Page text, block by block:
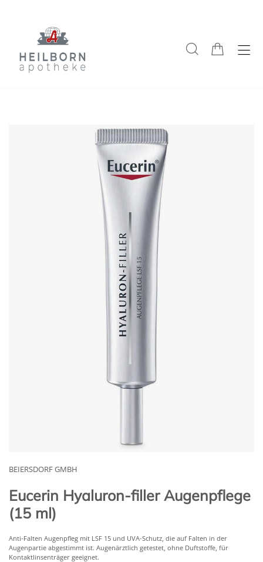
BEIERSDORF GMBH
Eucerin Hyaluron-filler Augenpflege
(15 ml)
Anti-Falten Augenpfleg mit LSF 15 und UVA-Schutz, die auf Falten in der
Augenpartie abgestimmt ist. Augenärztlich getestet, ohne Duftstoffe, für
Kontaktlinsenträger geeignet.